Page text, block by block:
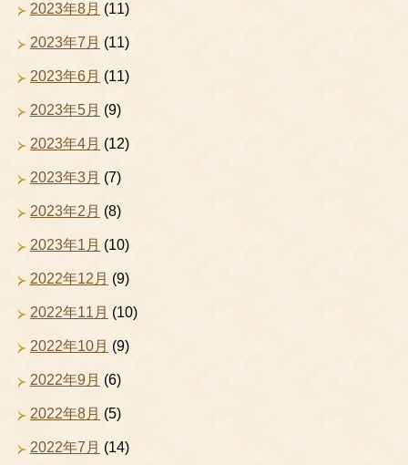
2023年8月 (11)
2023年7月 (11)
2023年6月 (11)
2023年5月 (9)
2023年4月 (12)
2023年3月 (7)
2023年2月 (8)
2023年1月 (10)
2022年12月 (9)
2022年11月 (10)
2022年10月 (9)
2022年9月 (6)
2022年8月 (5)
2022年7月 (14)